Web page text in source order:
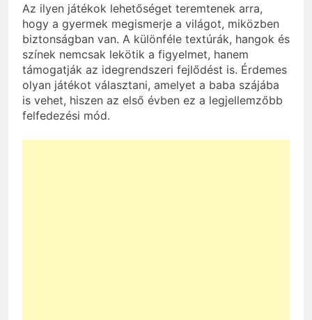
Az ilyen játékok lehetőséget teremtenek arra,
hogy a gyermek megismerje a világot, miközben
biztonságban van. A különféle textúrák, hangok és
színek nemcsak lekötik a figyelmet, hanem
támogatják az idegrendszeri fejlődést is. Érdemes
olyan játékot választani, amelyet a baba szájába
is vehet, hiszen az első évben ez a legjellemzőbb
felfedezési mód.